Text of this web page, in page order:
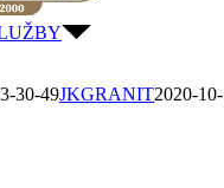
30-49JKGRANIT2020-10-